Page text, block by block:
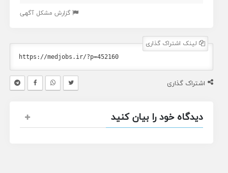
گزارش مشکل آگهی
لینک اشتراک گذاری
اشتراک گذاری
دیدگاه خود را بیان کنید